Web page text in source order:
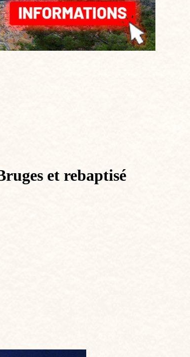
et rebaptisé